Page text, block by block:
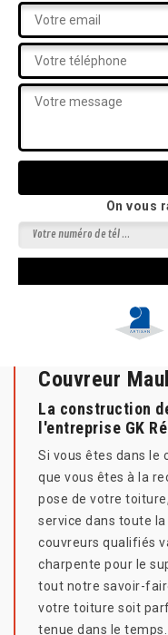
On vous
Couvreur
La construction
l'entreprise GK
Si vous êtes dans le
que vous êtes à la
pose de votre
service dans toute
couvreurs qualifiés
charpente pour le
tout notre savoir-
votre toiture soit
tenue dans le